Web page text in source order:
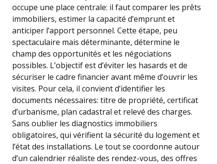
occupe une place centrale: il faut comparer les prêts
immobiliers, estimer la capacité d’emprunt et
anticiper l’apport personnel. Cette étape, peu
spectaculaire mais déterminante, détermine le
champ des opportunités et les négociations
possibles. L’objectif est d’éviter les hasards et de
sécuriser le cadre financier avant même d’ouvrir les
visites. Pour cela, il convient d’identifier les
documents nécessaires: titre de propriété, certificat
d’urbanisme, plan cadastral et relevé des charges.
Sans oublier les diagnostics immobiliers
obligatoires, qui vérifient la sécurité du logement et
l’état des installations. Le tout se coordonne autour
d’un calendrier réaliste des rendez-vous, des offres